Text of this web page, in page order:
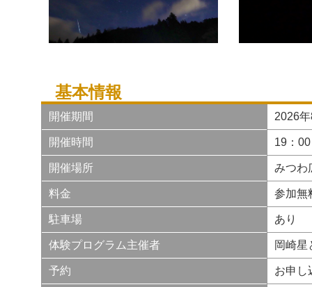
基本情報
開催期間 2026
開催時間 19：
開催場所 みつわ
料金 参加無
駐車場 あり
体験プログラム主催者 岡崎星
予約 お申